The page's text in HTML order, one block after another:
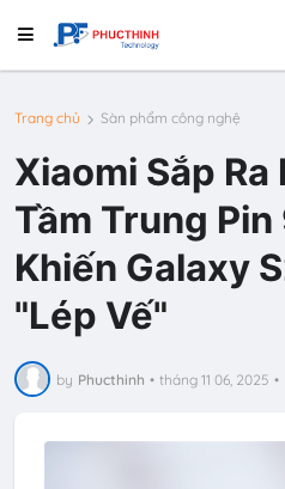
Trang chủ Sàn phẩm công nghệ
Xiaomi Sắp
Tầm Trung
Khiến Galaxy
"Lép Vế"
by Phucthinh • tháng 11 06, 2025 •